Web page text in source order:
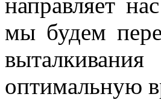
направляет
мы будем
оптимальную